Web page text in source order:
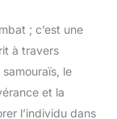
; c’est une
à travers
samouraïs, le
et la
l’individu dans